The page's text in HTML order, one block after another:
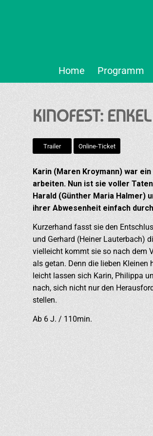
Home Programm
KINOFEST:
Trailer Online-Ticket
Karin (Maren Kroymann) war
arbeiten. Nun ist sie voller
Harald (Günther Maria Halmer)
ihrer Abwesenheit einfach
Kurzerhand fasst sie den
und Gerhard (Heiner Lauterbach)
vielleicht kommt sie so nach dem
als getan. Denn die lieben
leicht lassen sich Karin, Philippa
nach, sich nicht nur den
stellen.
Ab 6 J. / 110min.